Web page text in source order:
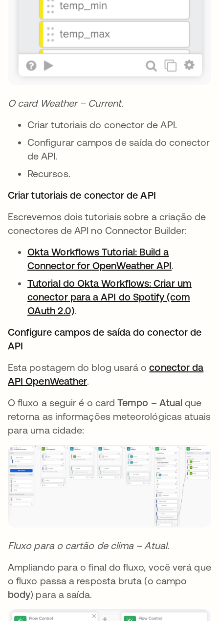
O card Weather – Current.
Criar tutoriais do conector de API.
Configurar campos de saída do conector
de API.
Recursos.
Criar tutoriais de conector de API
Escrevemos dois tutoriais sobre a criação de
conectores de API no Connector Builder:
Okta Workflows Tutorial: Build a
Connector for OpenWeather APIabre em
.
Tutorial do Okta Workflows: Criar um
conector para a API do Spotify (com
OAuth 2.0)abre em uma nova guia
.
Configure campos de saída do conector de
API
Esta postagem do blog usará oconector da
API OpenWeatherabre em uma nova guia
.
O fluxo a seguir é o cardTempo – Atual que
retorna as informações meteorológicas atuais
para uma cidade:
Fluxo para o cartão de clima – Atual.
Ampliando para o final do fluxo, você verá que
o fluxo passa a resposta bruta (o campo
body) para a saída.